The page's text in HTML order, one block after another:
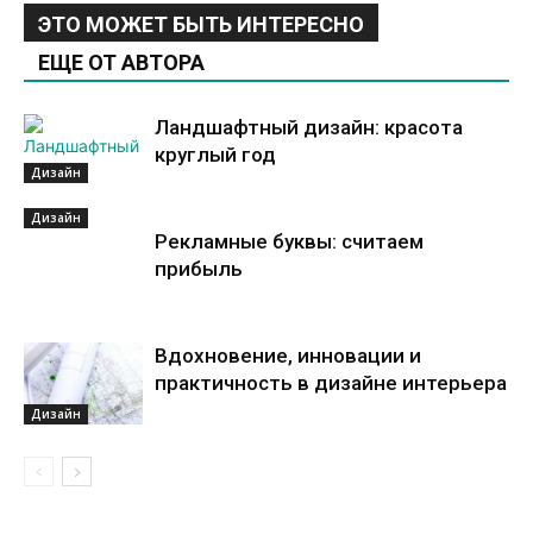
ЭТО МОЖЕТ БЫТЬ ИНТЕРЕСНО
ЕЩЕ ОТ АВТОРА
Дизайн
Ландшафтный дизайн: красота
круглый год
Дизайн
Рекламные буквы: считаем
прибыль
Дизайн
Вдохновение, инновации и
практичность в дизайне интерьера